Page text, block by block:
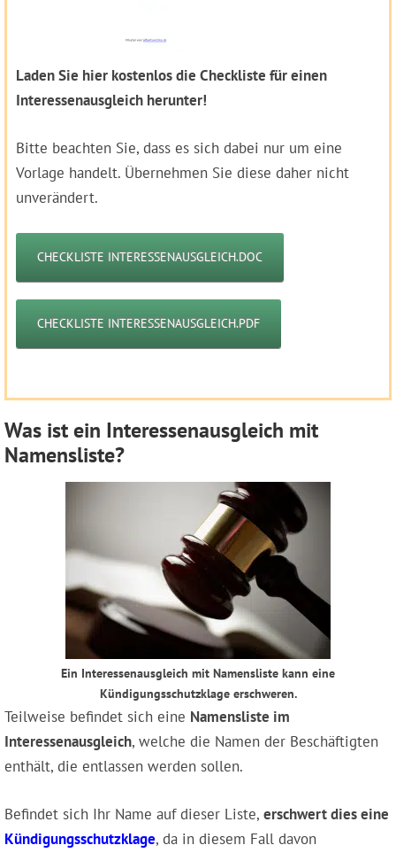
Laden Sie hier kostenlos die Checkliste für einen
Interessenausgleich herunter!
Bitte beachten Sie, dass es sich dabei nur um eine
Vorlage handelt. Übernehmen Sie diese daher nicht
unverändert.
CHECKLISTE INTERESSENAUSGLEICH.DOC
CHECKLISTE INTERESSENAUSGLEICH.PDF
Was ist ein Interessenausgleich mit
Namensliste?
Ein Interessenausgleich mit Namensliste kann eine
Kündigungsschutzklage erschweren.
Teilweise befindet sich eine Namensliste im
Interessenausgleich, welche die Namen der Beschäftigten
enthält, die entlassen werden sollen.
Befindet sich Ihr Name auf dieser Liste, erschwert dies eine
Kündigungsschutzklage, da in diesem Fall davon